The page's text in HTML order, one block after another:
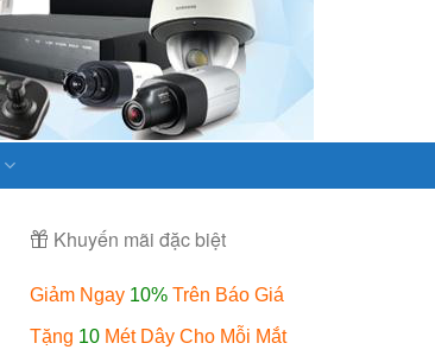
Khuyến mãi đặc biệt
Giảm Ngay 10% Trên Báo Giá
Tặng 10 Mét Dây Cho Mỗi Mắt